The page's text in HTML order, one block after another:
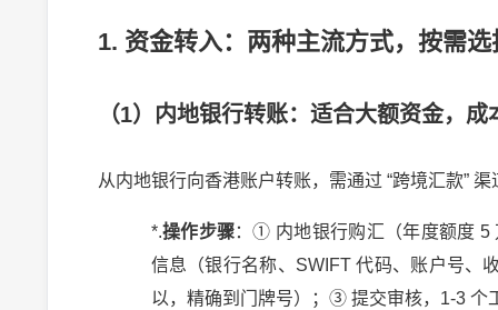
1. 资金转入：两种主流方式，按需选
（1）内地银行转账：适合大额资金，成
从内地银行向香港账户转账，需通过 “跨境汇款” 渠
*.操作步骤：① 内地银行购汇（年度额度 5
信息（银行名称、 SWIFT代码、账户号、
以，精确到门牌号）； ③ 提交审核， 1-3 个